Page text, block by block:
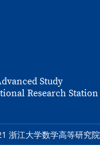
Study
Research Station
浙江大学数学高等研究院